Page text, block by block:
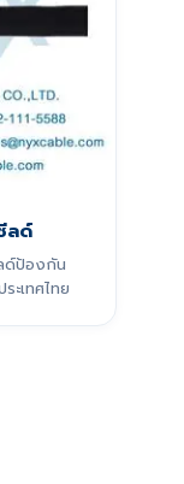
ลด์
ด์ป้องกัน
ะเทศไทย